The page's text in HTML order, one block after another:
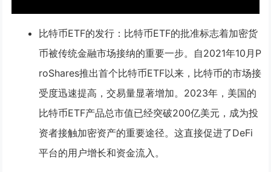
比特币ETF的发行 ：比特币ETF的批准标志着加密货
币被传统金融市场接纳的重要一步。自2021年10月P
roShares推出首个比特币ETF以来，比特币的市场接
受度迅速提高，交易量显著增加。2023年，美国的
比特币ETF产品总市值已经突破200亿美元，成为投
资者接触加密资产的重要途径。这直接促进了DeFi
平台的用户增长和资金流入。